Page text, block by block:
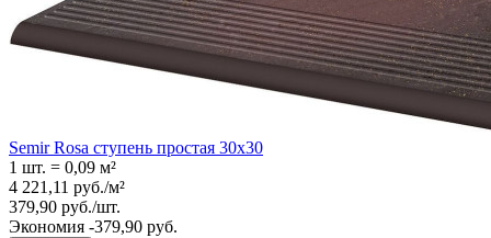
Semir Rosa ступень простая 30x30
1 шт. = 0,09 м²
4 221,11 руб./м²
379,90 руб./шт.
Экономия -379,90 руб.